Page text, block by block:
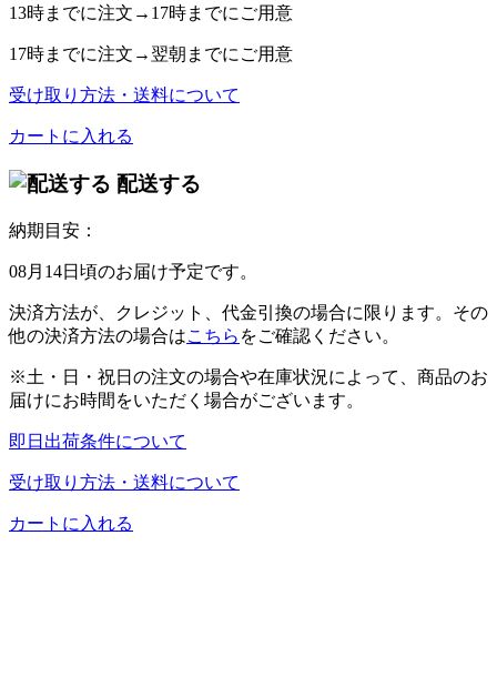
13時までに注文→ 17時までにご用意
17時までに注文→ 翌朝 までにご用意
受け取り方法・送料について
カートに入れる
配送する
納期目安：
08月14日頃のお届け予定です。
決済方法が、クレジット、代金引換の場合に限ります。その
他の決済方法の場合はこちら をご確認ください。
※土・日・祝日の注文の場合や在庫状況によって、商品のお
届けにお時間をいただく場合がございます。
即日出荷条件について
受け取り方法・送料について
カートに入れる